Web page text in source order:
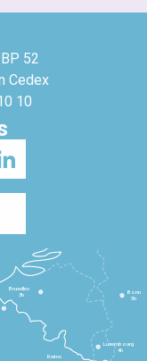
52
Cedex
10
Reims
Bruxelles
3h
Bonn
5h
Luxembourg
4h